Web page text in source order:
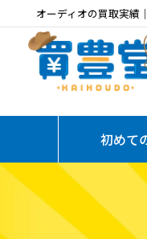
オーディオの買取実績
初めて